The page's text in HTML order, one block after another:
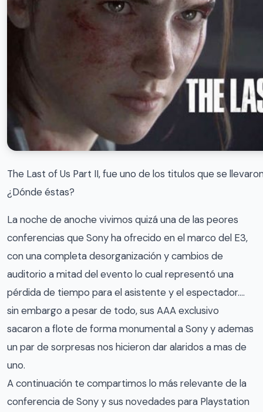
The Last of Us Part II, fue uno de los titulos que se
¿Dónde éstas?
La noche de anoche vivimos quizá una de las peores
conferencias que Sony ha ofrecido en el marco del E3,
con una completa desorganización y cambios de
auditorio a mitad del evento lo cual representó una
pérdida de tiempo para el asistente y el espectador….
sin embargo a pesar de todo, sus AAA exclusivo
sacaron a flote de forma monumental a Sony y ademas
un par de sorpresas nos hicieron dar alaridos a mas de
uno.
A continuación te compartimos lo más relevante de la
conferencia de Sony y sus novedades para Playstation